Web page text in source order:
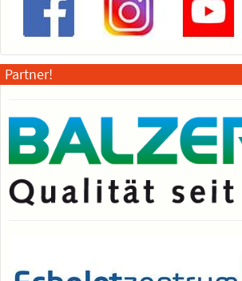
Partner!